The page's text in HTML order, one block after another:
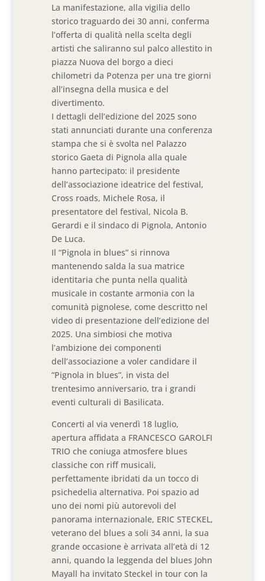
La manifestazione, alla vigilia dello
storico traguardo dei 30 anni, conferma
l’offerta di qualità nella scelta degli
artisti che saliranno sul palco allestito in
piazza Nuova del borgo a dieci
chilometri da Potenza per una tre giorni
all’insegna della musica e del
divertimento.
I dettagli dell’edizione del 2025 sono
stati annunciati durante una conferenza
stampa che si è svolta nel Palazzo
storico Gaeta di Pignola alla quale
hanno partecipato: il presidente
dell’associazione ideatrice del festival,
Cross roads, Michele Rosa, il
presentatore del festival, Nicola B.
Gerardi e il sindaco di Pignola, Antonio
De Luca.
Il “Pignola in blues” si rinnova
mantenendo salda la sua matrice
identitaria che punta nella qualità
musicale in costante armonia con la
comunità pignolese, come descritto nel
video di presentazione dell’edizione del
2025. Una simbiosi che motiva
l’ambizione dei componenti
dell’associazione a voler candidare il
“Pignola in blues”, in vista del
trentesimo anniversario, tra i grandi
eventi culturali di Basilicata.
Concerti al via venerdì 18 luglio,
apertura affidata a FRANCESCO GAROLFI
TRIO che coniuga atmosfere blues
classiche con riff musicali,
perfettamente ibridati da un tocco di
psichedelia alternativa. Poi spazio ad
uno dei nomi più autorevoli del
panorama internazionale, ERIC STECKEL,
veterano del blues a soli 34 anni, la sua
grande occasione è arrivata all’età di 12
anni, quando la leggenda del blues John
Mayall ha invitato Steckel in tour con la